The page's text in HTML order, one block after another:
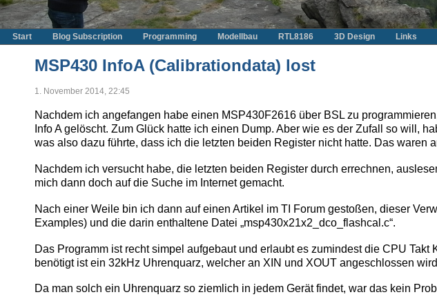
Start Blog Subscription Programming Modellbau RTL8186 3D Design Links
MSP430 InfoA (Calibrationdata) lost
1. November 2014, 22:45
Nachdem ich angefangen habe einen MSP430F2616 über BSL zu
Info A gelöscht. Zum Glück hatte ich einen Dump. Aber wie es der Zufall so will,
was also dazu führte, dass ich die letzten beiden Register nicht hatte. Das waren
Nachdem ich versucht habe, die letzten beiden Register durch errechnen,
mich dann doch auf die Suche im Internet gemacht.
Nach einer Weile bin ich dann auf einen Artikel im TI Forum gestoßen, dieser
Examples) und die darin enthaltene Datei „msp430x21x2_dco_flashcal.c“.
Das Programm ist recht simpel aufgebaut und erlaubt es zumindest die CPU
benötigt ist ein 32kHz Uhrenquarz, welcher an XIN und XOUT angeschlossen
Da man solch ein Uhrenquarz so ziemlich in jedem Gerät findet, war das kein